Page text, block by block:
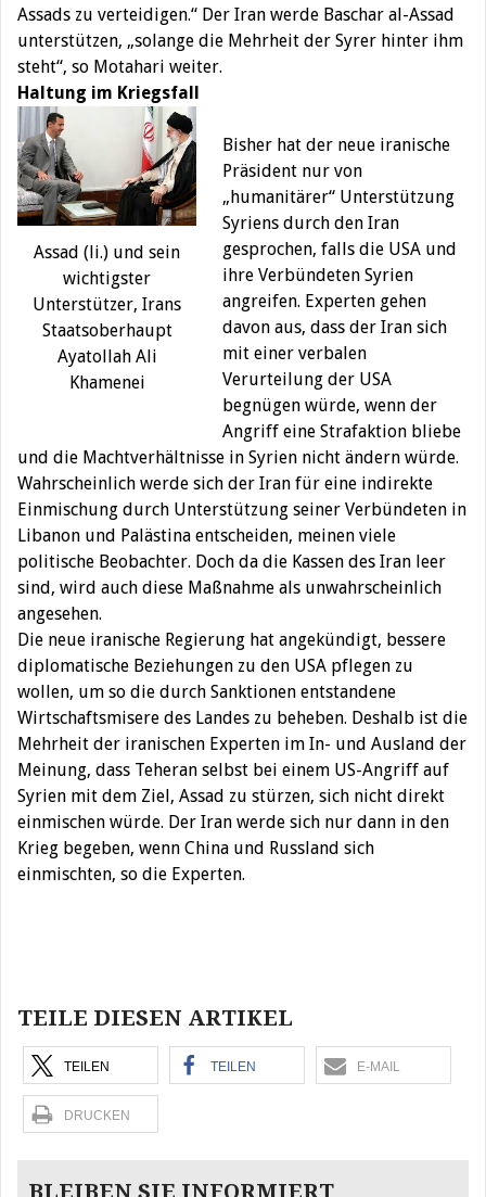
Assads zu verteidigen.“ Der Iran werde Baschar al-Assad
unterstützen, „solange die Mehrheit der Syrer hinter ihm
steht“, so Motahari weiter.
Haltung im Kriegsfall
Assad (li.) und sein
wichtigster
Unterstützer, Irans
Staatsoberhaupt
Ayatollah Ali
Khamenei
Bisher hat der neue iranische
Präsident nur von
„humanitärer“ Unterstützung
Syriens durch den Iran
gesprochen, falls die USA und
ihre Verbündeten Syrien
angreifen. Experten gehen
davon aus, dass der Iran sich
mit einer verbalen
Verurteilung der USA
begnügen würde, wenn der
Angriff eine Strafaktion bliebe
und die Machtverhältnisse in Syrien nicht ändern würde.
Wahrscheinlich werde sich der Iran für eine indirekte
Einmischung durch Unterstützung seiner Verbündeten in
Libanon und Palästina entscheiden, meinen viele
politische Beobachter. Doch da die Kassen des Iran leer
sind, wird auch diese Maßnahme als unwahrscheinlich
angesehen.
Die neue iranische Regierung hat angekündigt, bessere
diplomatische Beziehungen zu den USA pflegen zu
wollen, um so die durch Sanktionen entstandene
Wirtschaftsmisere des Landes zu beheben. Deshalb ist die
Mehrheit der iranischen Experten im In- und Ausland der
Meinung, dass Teheran selbst bei einem US-Angriff auf
Syrien mit dem Ziel, Assad zu stürzen, sich nicht direkt
einmischen würde. Der Iran werde sich nur dann in den
Krieg begeben, wenn China und Russland sich
einmischten, so die Experten.
TEILE DIESEN ARTIKEL
TEILEN TEILEN E-MAIL
DRUCKEN
BLEIBEN SIE INFORMIERT